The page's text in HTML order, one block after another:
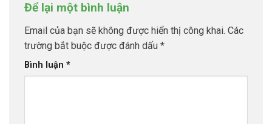
Để lại một bình luận
Email của bạn sẽ không được hiển thị công khai. Các
trường bắt buộc được đánh dấu *
Bình luận *